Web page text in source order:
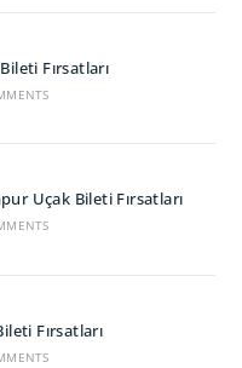
Fırsatları
Uçak Bileti Fırsatları
Fırsatları